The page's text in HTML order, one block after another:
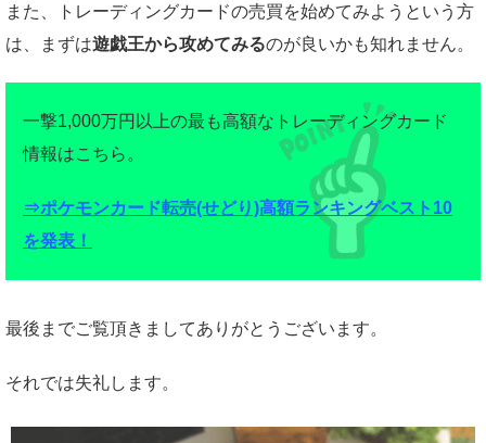
また、トレーディングカードの売買を始めてみようという方
は、まずは遊戯王から攻めてみるのが良いかも知れません。
一撃1,000万円以上の最も高額なトレーディングカード
情報はこちら。
⇒ポケモンカード転売(せどり)高額ランキングベスト10
を発表！
最後までご覧頂きましてありがとうございます。
それでは失礼します。